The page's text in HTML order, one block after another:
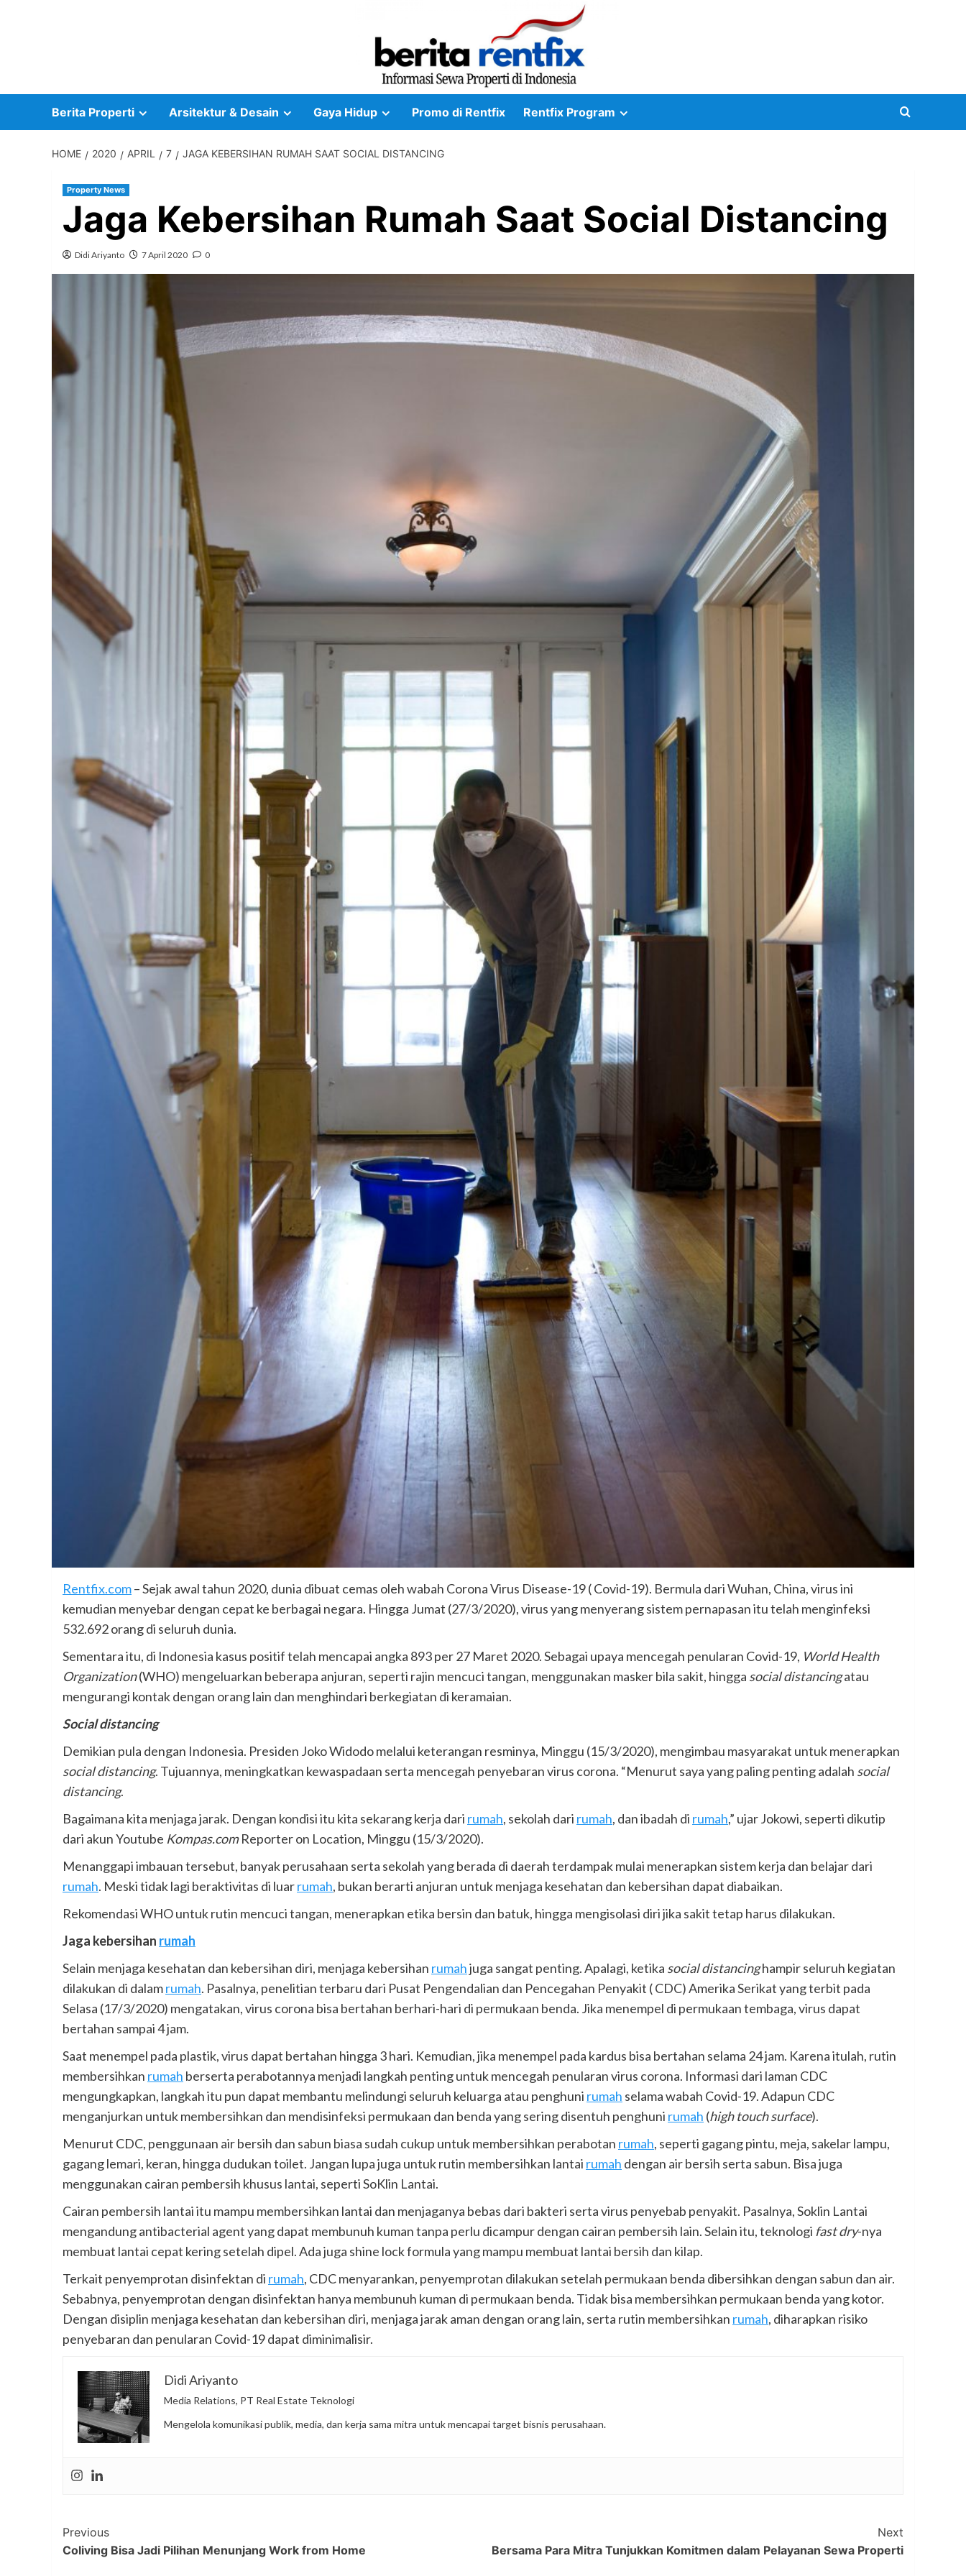
Berita Properti Arsitektur & Desain Gaya Hidup Promo di Rentfix Rentfix Program
HOME 2020 APRIL 7 JAGA KEBERSIHAN RUMAH SAAT SOCIAL DISTANCING
Property News
Jaga Kebersihan Rumah Saat Social Distancing
Didi Ariyanto 7 April 2020 0
Rentfix.com– Sejak awal tahun 2020, dunia dibuat cemas oleh wabah Corona Virus Disease-19 ( Covid-19). Bermula dari Wuhan, China, virus ini
kemudian menyebar dengan cepat ke berbagai negara. Hingga Jumat (27/3/2020), virus yang menyerang sistem pernapasan itu telah menginfeksi
532.692 orang di seluruh dunia.
Sementara itu, di Indonesia kasus positif telah mencapai angka 893 per 27 Maret 2020. Sebagai upaya mencegah penularan Covid-19, World Health
Organization(WHO) mengeluarkan beberapa anjuran, seperti rajin mencuci tangan, menggunakan masker bila sakit, hingga social distancingatau
mengurangi kontak dengan orang lain dan menghindari berkegiatan di keramaian.
Social distancing
Demikian pula dengan Indonesia. Presiden Joko Widodo melalui keterangan resminya, Minggu (15/3/2020), mengimbau masyarakat untuk menerapkan
social distancing. Tujuannya, meningkatkan kewaspadaan serta mencegah penyebaran virus corona. “Menurut saya yang paling penting adalah social
distancing.
Bagaimana kita menjaga jarak. Dengan kondisi itu kita sekarang kerja dari rumah, sekolah dari rumah, dan ibadah di rumah,” ujar Jokowi, seperti dikutip
dari akun Youtube Kompas.comReporter on Location, Minggu (15/3/2020).
Menanggapi imbauan tersebut, banyak perusahaan serta sekolah yang berada di daerah terdampak mulai menerapkan sistem kerja dan belajar dari
rumah. Meski tidak lagi beraktivitas di luarrumah, bukan berarti anjuran untuk menjaga kesehatan dan kebersihan dapat diabaikan.
Rekomendasi WHO untuk rutin mencuci tangan, menerapkan etika bersin dan batuk, hingga mengisolasi diri jika sakit tetap harus dilakukan.
Jaga kebersihan rumah
Selain menjaga kesehatan dan kebersihan diri, menjaga kebersihan rumahjuga sangat penting. Apalagi, ketika social distancinghampir seluruh kegiatan
dilakukan di dalamrumah. Pasalnya, penelitian terbaru dari Pusat Pengendalian dan Pencegahan Penyakit ( CDC) Amerika Serikat yang terbit pada
Selasa (17/3/2020) mengatakan, virus corona bisa bertahan berhari-hari di permukaan benda. Jika menempel di permukaan tembaga, virus dapat
bertahan sampai 4 jam.
Saat menempel pada plastik, virus dapat bertahan hingga 3 hari. Kemudian, jika menempel pada kardus bisa bertahan selama 24 jam. Karena itulah, rutin
membersihkan rumah berserta perabotannya menjadi langkah penting untuk mencegah penularan virus corona. Informasi dari laman CDC
mengungkapkan, langkah itu pun dapat membantu melindungi seluruh keluarga atau penghuni rumah selama wabah Covid-19. Adapun CDC
menganjurkan untuk membersihkan dan mendisinfeksi permukaan dan benda yang sering disentuh penghuni rumah (high touch surface).
Menurut CDC, penggunaan air bersih dan sabun biasa sudah cukup untuk membersihkan perabotan rumah, seperti gagang pintu, meja, sakelar lampu,
gagang lemari, keran, hingga dudukan toilet. Jangan lupa juga untuk rutin membersihkan lantai rumah dengan air bersih serta sabun. Bisa juga
menggunakan cairan pembersih khusus lantai, seperti SoKlin Lantai.
Cairan pembersih lantai itu mampu membersihkan lantai dan menjaganya bebas dari bakteri serta virus penyebab penyakit. Pasalnya, Soklin Lantai
mengandung antibacterial agent yang dapat membunuh kuman tanpa perlu dicampur dengan cairan pembersih lain. Selain itu, teknologi fast dry-nya
membuat lantai cepat kering setelah dipel. Ada juga shine lock formula yang mampu membuat lantai bersih dan kilap.
Terkait penyemprotan disinfektan di rumah, CDC menyarankan, penyemprotan dilakukan setelah permukaan benda dibersihkan dengan sabun dan air.
Sebabnya, penyemprotan dengan disinfektan hanya membunuh kuman di permukaan benda. Tidak bisa membersihkan permukaan benda yang kotor.
Dengan disiplin menjaga kesehatan dan kebersihan diri, menjaga jarak aman dengan orang lain, serta rutin membersihkan rumah, diharapkan risiko
penyebaran dan penularan Covid-19 dapat diminimalisir.
Didi Ariyanto
Media Relations, PT Real Estate Teknologi
Mengelola komunikasi publik, media, dan kerja sama mitra untuk mencapai target bisnis perusahaan.
Post
Navigation
Previous
Coliving Bisa Jadi Pilihan Menunjang Work from Home
Next
Bersama Para Mitra Tunjukkan Komitmen dalam Pelayanan Sewa Properti